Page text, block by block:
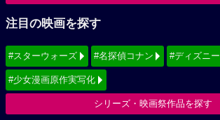
注目の映画を探す
#スターウォーズ #名探偵コナン #ディズニー
#少女漫画原作実写化
シリーズ・映画祭作品を探す